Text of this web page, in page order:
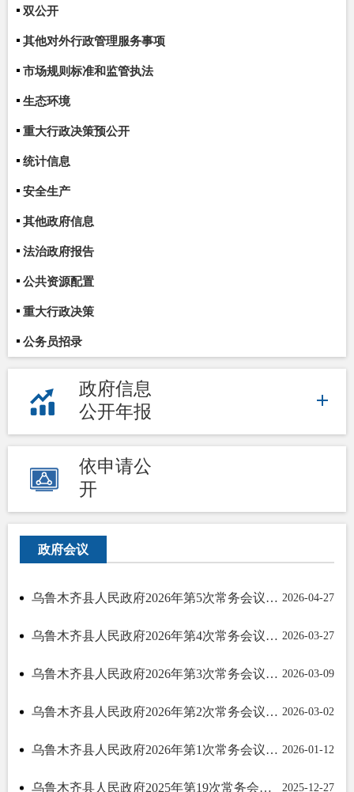
双公开
其他对外行政管理服务事项
市场规则标准和监管执法
生态环境
重大行政决策预公开
统计信息
安全生产
其他政府信息
法治政府报告
公共资源配置
重大行政决策
公务员招录
政府信息
公开年报
依申请公
开
政府会议
2026-04-27
乌鲁木齐县人民政府2026年第5次常务会议纪要
2026-03-27
乌鲁木齐县人民政府2026年第4次常务会议纪要
2026-03-09
乌鲁木齐县人民政府2026年第3次常务会议纪要
2026-03-02
乌鲁木齐县人民政府2026年第2次常务会议纪要
2026-01-12
乌鲁木齐县人民政府2026年第1次常务会议纪要
2025-12-27
乌鲁木齐县人民政府2025年第19次常务会议纪要